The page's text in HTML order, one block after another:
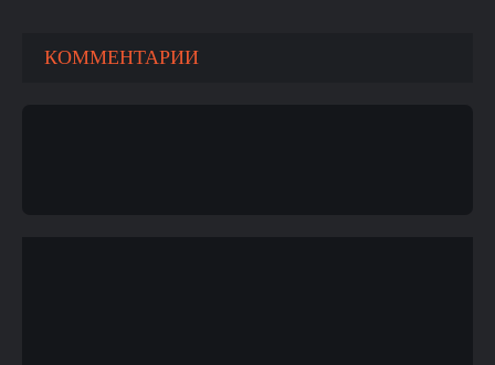
КОММЕНТАРИИ